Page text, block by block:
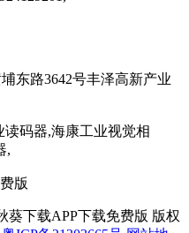
埔东路3642号丰泽高新产业
业读码器,海康工业视觉相
,
版
葵下载APP下载免费版 版权